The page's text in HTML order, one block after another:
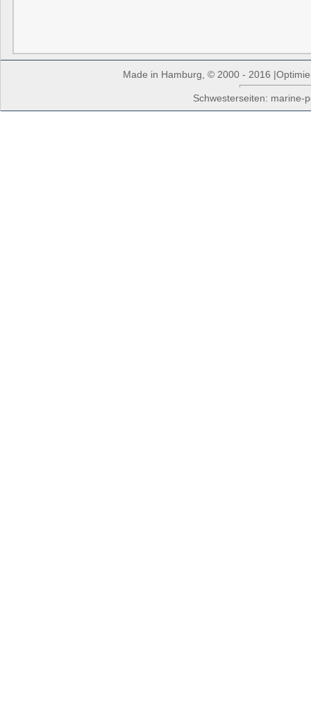
Made in Hamburg, © 2000 - 2016
Schwesterseiten: marine-